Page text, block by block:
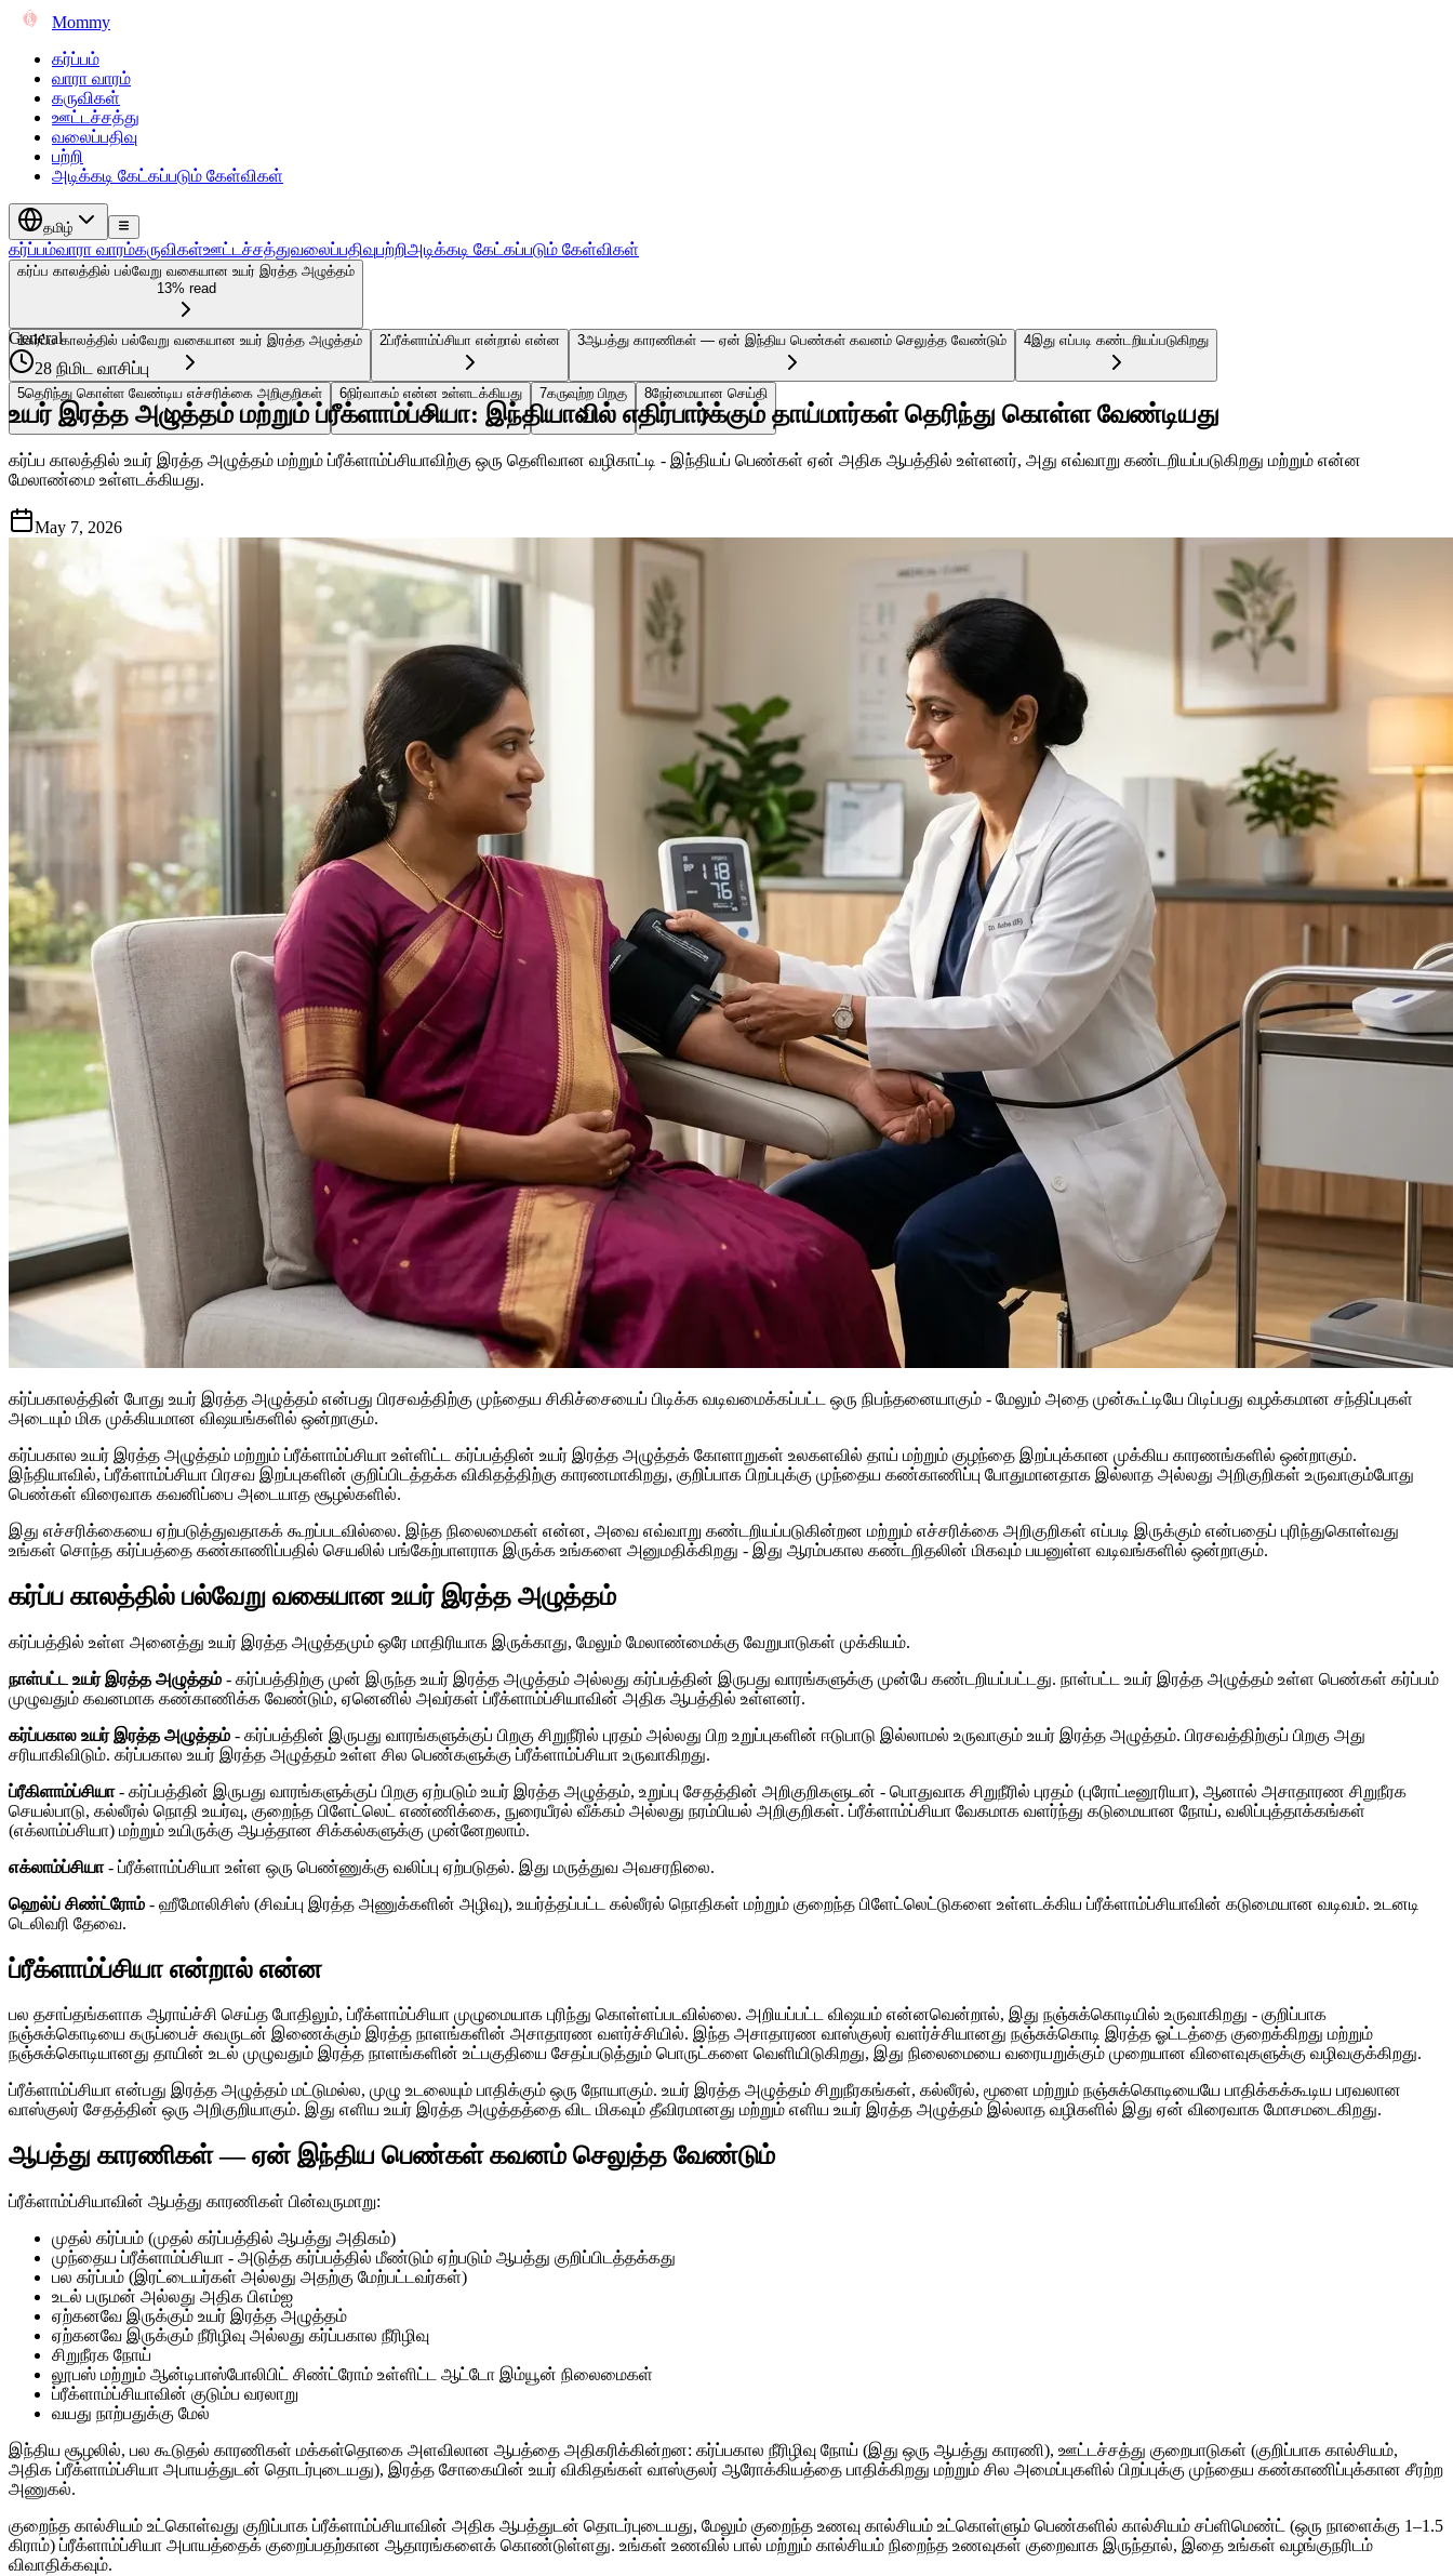
Mommy
கர்ப்பம்
வாரா வாரம்
கருவிகள்
ஊட்டச்சத்து
வலைப்பதிவு
பற்றி
அடிக்கடி கேட்கப்படும் கேள்விகள்
தமிழ்
கர்ப்பம்வாரா வாரம்கருவிகள்ஊட்டச்சத்துவலைப்பதிவுபற்றிஅடிக்கடி கேட்கப்படும் கேள்விகள்
கர்ப்ப காலத்தில் பல்வேறு வகையான உயர் இரத்த அழுத்தம்
13% read
1கர்ப்ப காலத்தில் பல்வேறு வகையான உயர் இரத்த அழுத்தம் 2ப்ரீக்ளாம்ப்சியா என்றால் என்ன 3ஆபத்து காரணிகள் — ஏன் இந்திய பெண்கள் கவனம் செலுத்த வேண்டும் 4இது எப்படி கண்டறியப்படுகிறது
5தெரிந்து கொள்ள வேண்டிய எச்சரிக்கை அறிகுறிகள் 6நிர்வாகம் என்ன உள்ளடக்கியது 7கருவுற்ற பிறகு 8நேர்மையான செய்தி
General
28 நிமிட வாசிப்பு
உயர் இரத்த அழுத்தம் மற்றும் ப்ரீக்ளாம்ப்சியா: இந்தியாவில் எதிர்பார்க்கும் தாய்மார்கள் தெரிந்து கொள்ள வேண்டியது
கர்ப்ப காலத்தில் உயர் இரத்த அழுத்தம் மற்றும் ப்ரீக்ளாம்ப்சியாவிற்கு ஒரு தெளிவான வழிகாட்டி - இந்தியப் பெண்கள் ஏன் அதிக ஆபத்தில் உள்ளனர், அது எவ்வாறு கண்டறியப்படுகிறது மற்றும் என்ன
மேலாண்மை உள்ளடக்கியது.
May 7, 2026
கர்ப்பகாலத்தின் போது உயர் இரத்த அழுத்தம் என்பது பிரசவத்திற்கு முந்தைய சிகிச்சையைப் பிடிக்க வடிவமைக்கப்பட்ட ஒரு நிபந்தனையாகும் - மேலும் அதை முன்கூட்டியே பிடிப்பது வழக்கமான சந்திப்புகள்
அடையும் மிக முக்கியமான விஷயங்களில் ஒன்றாகும்.
கர்ப்பகால உயர் இரத்த அழுத்தம் மற்றும் ப்ரீக்ளாம்ப்சியா உள்ளிட்ட கர்ப்பத்தின் உயர் இரத்த அழுத்தக் கோளாறுகள் உலகளவில் தாய் மற்றும் குழந்தை இறப்புக்கான முக்கிய காரணங்களில் ஒன்றாகும்.
இந்தியாவில், ப்ரீக்ளாம்ப்சியா பிரசவ இறப்புகளின் குறிப்பிடத்தக்க விகிதத்திற்கு காரணமாகிறது, குறிப்பாக பிறப்புக்கு முந்தைய கண்காணிப்பு போதுமானதாக இல்லாத அல்லது அறிகுறிகள் உருவாகும்போது
பெண்கள் விரைவாக கவனிப்பை அடையாத சூழல்களில்.
இது எச்சரிக்கையை ஏற்படுத்துவதாகக் கூறப்படவில்லை. இந்த நிலைமைகள் என்ன, அவை எவ்வாறு கண்டறியப்படுகின்றன மற்றும் எச்சரிக்கை அறிகுறிகள் எப்படி இருக்கும் என்பதைப் புரிந்துகொள்வது
உங்கள் சொந்த கர்ப்பத்தை கண்காணிப்பதில் செயலில் பங்கேற்பாளராக இருக்க உங்களை அனுமதிக்கிறது - இது ஆரம்பகால கண்டறிதலின் மிகவும் பயனுள்ள வடிவங்களில் ஒன்றாகும்.
கர்ப்ப காலத்தில் பல்வேறு வகையான உயர் இரத்த அழுத்தம்
கர்ப்பத்தில் உள்ள அனைத்து உயர் இரத்த அழுத்தமும் ஒரே மாதிரியாக இருக்காது, மேலும் மேலாண்மைக்கு வேறுபாடுகள் முக்கியம்.
நாள்பட்ட உயர் இரத்த அழுத்தம் - கர்ப்பத்திற்கு முன் இருந்த உயர் இரத்த அழுத்தம் அல்லது கர்ப்பத்தின் இருபது வாரங்களுக்கு முன்பே கண்டறியப்பட்டது. நாள்பட்ட உயர் இரத்த அழுத்தம் உள்ள பெண்கள் கர்ப்பம்
முழுவதும் கவனமாக கண்காணிக்க வேண்டும், ஏனெனில் அவர்கள் ப்ரீக்ளாம்ப்சியாவின் அதிக ஆபத்தில் உள்ளனர்.
கர்ப்பகால உயர் இரத்த அழுத்தம் - கர்ப்பத்தின் இருபது வாரங்களுக்குப் பிறகு சிறுநீரில் புரதம் அல்லது பிற உறுப்புகளின் ஈடுபாடு இல்லாமல் உருவாகும் உயர் இரத்த அழுத்தம். பிரசவத்திற்குப் பிறகு அது
சரியாகிவிடும். கர்ப்பகால உயர் இரத்த அழுத்தம் உள்ள சில பெண்களுக்கு ப்ரீக்ளாம்ப்சியா உருவாகிறது.
ப்ரீகிளாம்ப்சியா- கர்ப்பத்தின் இருபது வாரங்களுக்குப் பிறகு ஏற்படும் உயர் இரத்த அழுத்தம், உறுப்பு சேதத்தின் அறிகுறிகளுடன் - பொதுவாக சிறுநீரில் புரதம் (புரோட்டீனூரியா), ஆனால் அசாதாரண சிறுநீரக
செயல்பாடு, கல்லீரல் நொதி உயர்வு, குறைந்த பிளேட்லெட் எண்ணிக்கை, நுரையீரல் வீக்கம் அல்லது நரம்பியல் அறிகுறிகள். ப்ரீக்ளாம்ப்சியா வேகமாக வளர்ந்து கடுமையான நோய், வலிப்புத்தாக்கங்கள்
(எக்லாம்ப்சியா) மற்றும் உயிருக்கு ஆபத்தான சிக்கல்களுக்கு முன்னேறலாம்.
எக்லாம்ப்சியா- ப்ரீக்ளாம்ப்சியா உள்ள ஒரு பெண்ணுக்கு வலிப்பு ஏற்படுதல். இது மருத்துவ அவசரநிலை.
ஹெல்ப் சிண்ட்ரோம் - ஹீமோலிசிஸ் (சிவப்பு இரத்த அணுக்களின் அழிவு), உயர்த்தப்பட்ட கல்லீரல் நொதிகள் மற்றும் குறைந்த பிளேட்லெட்டுகளை உள்ளடக்கிய ப்ரீக்ளாம்ப்சியாவின் கடுமையான வடிவம். உடனடி
டெலிவரி தேவை.
ப்ரீக்ளாம்ப்சியா என்றால் என்ன
பல தசாப்தங்களாக ஆராய்ச்சி செய்த போதிலும், ப்ரீக்ளாம்ப்சியா முழுமையாக புரிந்து கொள்ளப்படவில்லை. அறியப்பட்ட விஷயம் என்னவென்றால், இது நஞ்சுக்கொடியில் உருவாகிறது - குறிப்பாக
நஞ்சுக்கொடியை கருப்பைச் சுவருடன் இணைக்கும் இரத்த நாளங்களின் அசாதாரண வளர்ச்சியில். இந்த அசாதாரண வாஸ்குலர் வளர்ச்சியானது நஞ்சுக்கொடி இரத்த ஓட்டத்தை குறைக்கிறது மற்றும்
நஞ்சுக்கொடியானது தாயின் உடல் முழுவதும் இரத்த நாளங்களின் உட்பகுதியை சேதப்படுத்தும் பொருட்களை வெளியிடுகிறது, இது நிலைமையை வரையறுக்கும் முறையான விளைவுகளுக்கு வழிவகுக்கிறது.
ப்ரீக்ளாம்ப்சியா என்பது இரத்த அழுத்தம் மட்டுமல்ல, முழு உடலையும் பாதிக்கும் ஒரு நோயாகும். உயர் இரத்த அழுத்தம் சிறுநீரகங்கள், கல்லீரல், மூளை மற்றும் நஞ்சுக்கொடியையே பாதிக்கக்கூடிய பரவலான
வாஸ்குலர் சேதத்தின் ஒரு அறிகுறியாகும். இது எளிய உயர் இரத்த அழுத்தத்தை விட மிகவும் தீவிரமானது மற்றும் எளிய உயர் இரத்த அழுத்தம் இல்லாத வழிகளில் இது ஏன் விரைவாக மோசமடைகிறது.
ஆபத்து காரணிகள் — ஏன் இந்திய பெண்கள் கவனம் செலுத்த வேண்டும்
ப்ரீக்ளாம்ப்சியாவின் ஆபத்து காரணிகள் பின்வருமாறு:
முதல் கர்ப்பம் (முதல் கர்ப்பத்தில் ஆபத்து அதிகம்)
முந்தைய ப்ரீக்ளாம்ப்சியா - அடுத்த கர்ப்பத்தில் மீண்டும் ஏற்படும் ஆபத்து குறிப்பிடத்தக்கது
பல கர்ப்பம் (இரட்டையர்கள் அல்லது அதற்கு மேற்பட்டவர்கள்)
உடல் பருமன் அல்லது அதிக பிஎம்ஐ
ஏற்கனவே இருக்கும் உயர் இரத்த அழுத்தம்
ஏற்கனவே இருக்கும் நீரிழிவு அல்லது கர்ப்பகால நீரிழிவு
சிறுநீரக நோய்
லூபஸ் மற்றும் ஆன்டிபாஸ்போலிபிட் சிண்ட்ரோம் உள்ளிட்ட ஆட்டோ இம்யூன் நிலைமைகள்
ப்ரீக்ளாம்ப்சியாவின் குடும்ப வரலாறு
வயது நாற்பதுக்கு மேல்
இந்திய சூழலில், பல கூடுதல் காரணிகள் மக்கள்தொகை அளவிலான ஆபத்தை அதிகரிக்கின்றன: கர்ப்பகால நீரிழிவு நோய் (இது ஒரு ஆபத்து காரணி), ஊட்டச்சத்து குறைபாடுகள் (குறிப்பாக கால்சியம்,
அதிக ப்ரீக்ளாம்ப்சியா அபாயத்துடன் தொடர்புடையது), இரத்த சோகையின் உயர் விகிதங்கள் வாஸ்குலர் ஆரோக்கியத்தை பாதிக்கிறது மற்றும் சில அமைப்புகளில் பிறப்புக்கு முந்தைய கண்காணிப்புக்கான சீரற்ற
அணுகல்.
குறைந்த கால்சியம் உட்கொள்வது குறிப்பாக ப்ரீக்ளாம்ப்சியாவின் அதிக ஆபத்துடன் தொடர்புடையது, மேலும் குறைந்த உணவு கால்சியம் உட்கொள்ளும் பெண்களில் கால்சியம் சப்ளிமெண்ட் (ஒரு நாளைக்கு 1–1.5
கிராம்) ப்ரீக்ளாம்ப்சியா அபாயத்தைக் குறைப்பதற்கான ஆதாரங்களைக் கொண்டுள்ளது. உங்கள் உணவில் பால் மற்றும் கால்சியம் நிறைந்த உணவுகள் குறைவாக இருந்தால், இதை உங்கள் வழங்குநரிடம்
விவாதிக்கவும்.